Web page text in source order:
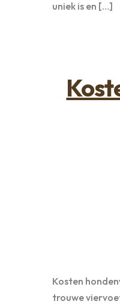
uniek is en […]
Kosten
trouwe